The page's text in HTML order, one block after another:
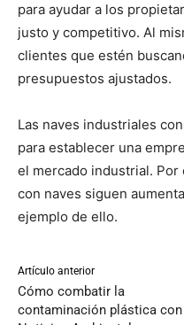
para ayudar a los
justo y competitivo. Al
clientes que estén
presupuestos ajustados.
Las naves industriales
para establecer una
el mercado industrial. Por
con naves siguen
ejemplo de ello.
Artículo anterior
Cómo combatir la
contaminación plástica con